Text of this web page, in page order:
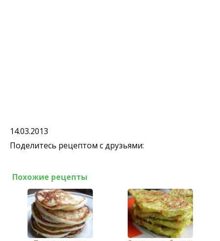
14.03.2013
Поделитесь рецептом с друзьями:
Похожие рецепты